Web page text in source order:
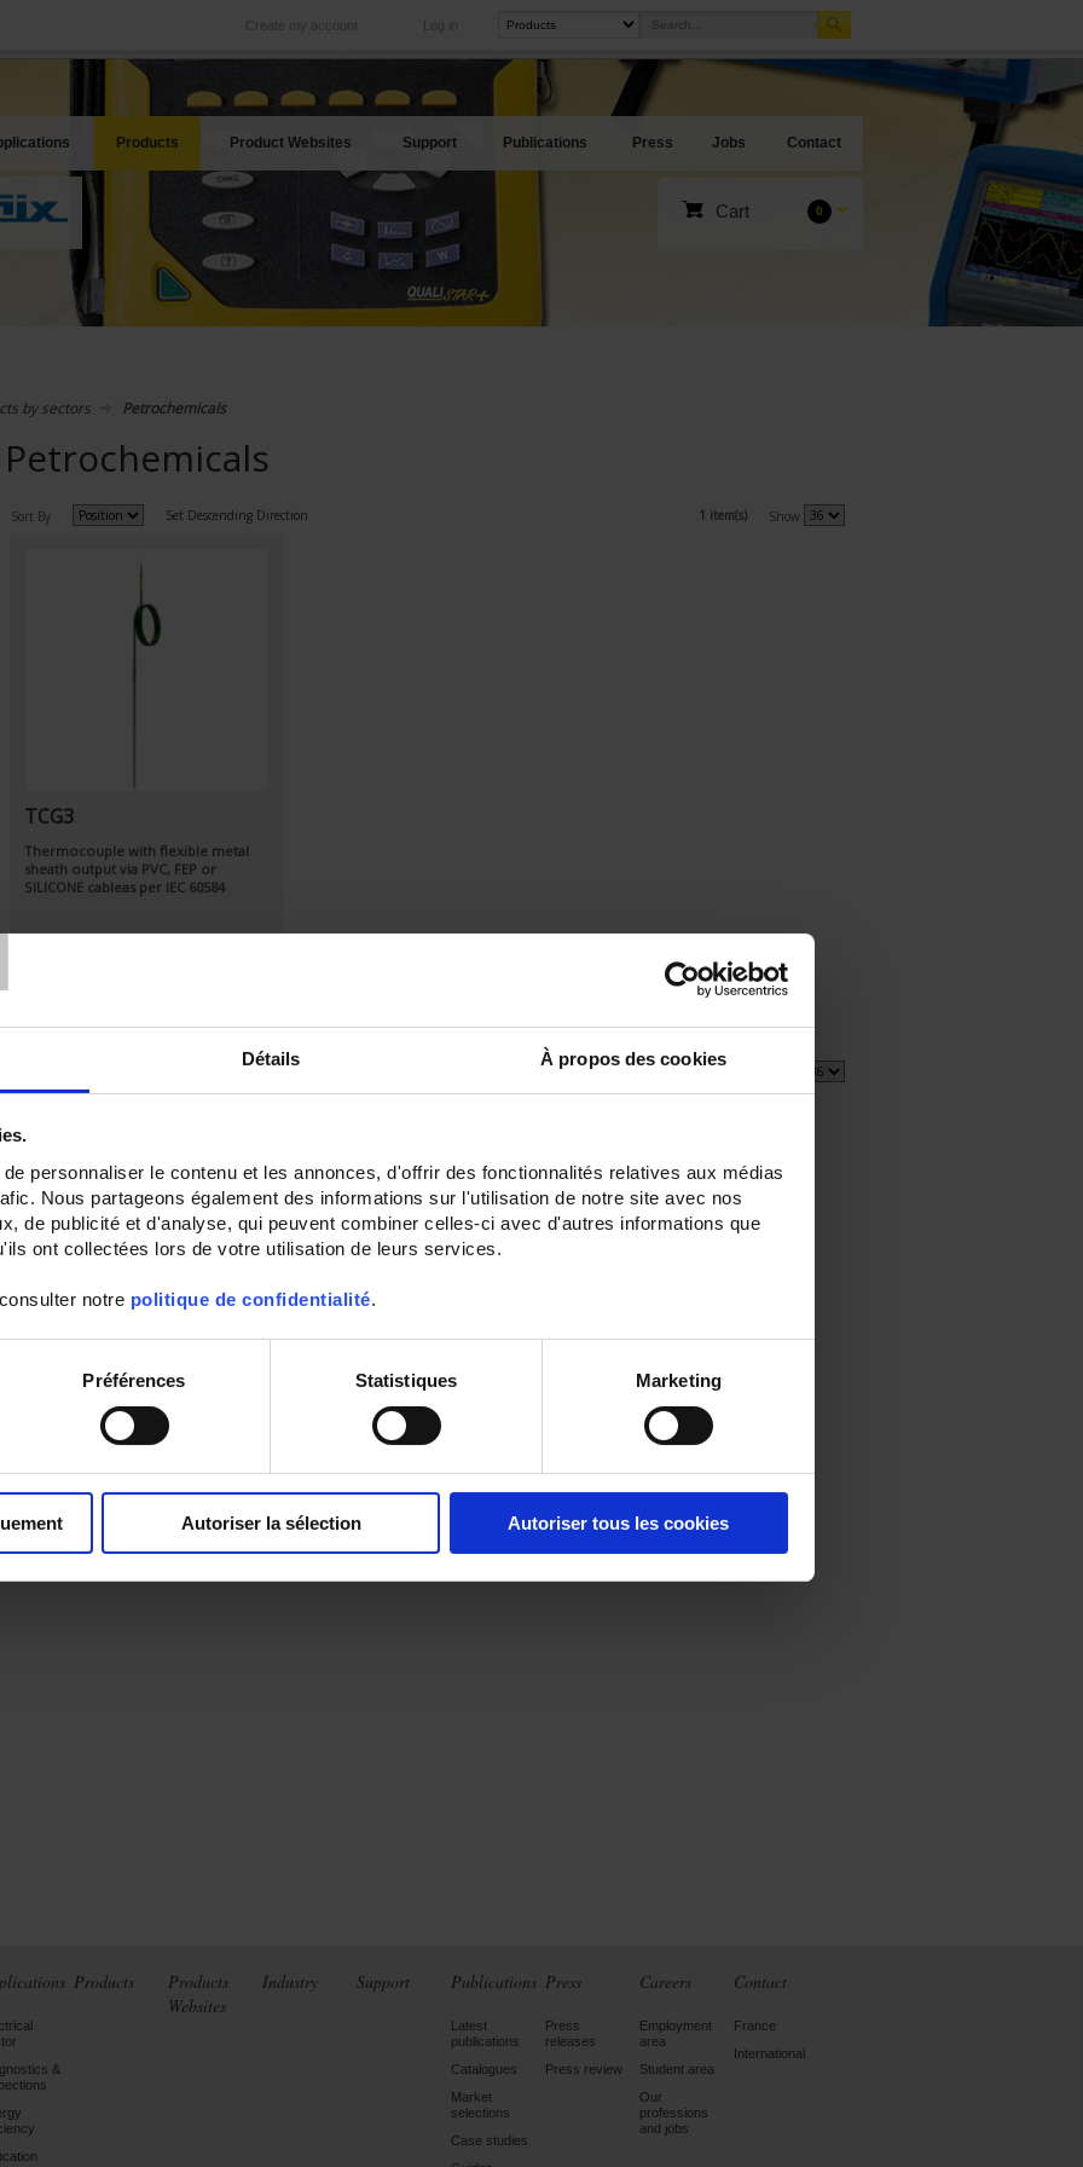
Détails À propos des cookies
personnaliser le contenu et les annonces, d'offrir des fonctionnalités relatives aux médias
Nous partageons également des informations sur l'utilisation de notre site avec nos
de publicité et d'analyse, qui peuvent combiner celles-ci avec d'autres informations que
ont collectées lors de votre utilisation de leurs services.
notre politique de confidentialité.
Préférences Statistiques Marketing
Autoriser la sélection Autoriser tous les cookies
Log in
Create my account
International
Our subsidiaries abroad
Our best offers
Products Product Websites Support Publications Press Jobs Contact
Cart 0
by sectors Petrochemicals
Petrochemicals
Sort By Set Descending Direction 1 item(s) Show
TCG3
Thermocouple with flexible metal
sheath output via PVC, FEP or
SILICONE cableas per IEC 60584
Set Descending Direction 1 item(s)
&
Products
Products
Websites
Industry Support Publications
Latest
publications
Catalogues
Market
selections
Case studies
Press
Press
releases
Press review
Careers
Employment
area
Student area
Our
professions
and jobs
Contact
France
International